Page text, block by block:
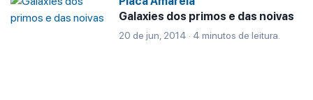
Galaxies dos primos e das noivas
20 de jun, 2014 · 4 minutos de leitura.